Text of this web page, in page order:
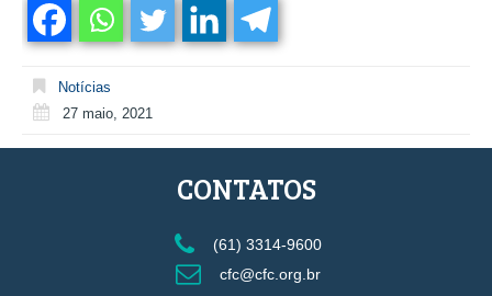
Notícias
27 maio, 2021
CONTATOS
(61) 3314-9600
cfc@cfc.org.br